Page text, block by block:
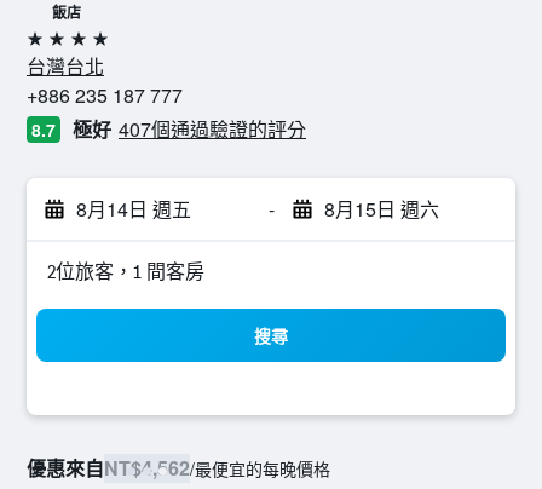
飯店
4星級
台灣台北
+886 235 187 777
8.7 極好 407個通過驗證的評分
8月14日 週五 - 8月15日 週六
2位旅客，1 間客房
搜尋
優惠來自NT$4,562/最便宜的每晚價格